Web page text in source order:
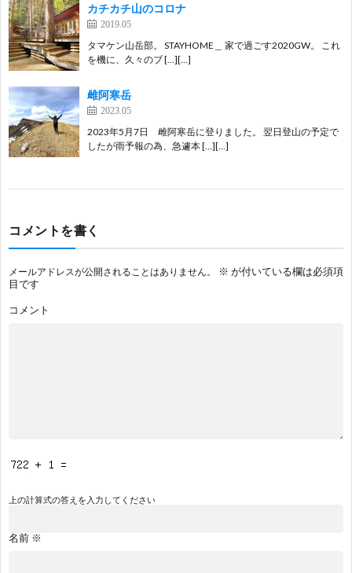
カチカチ山のコロナ
2019.05
タマケン山岳部。 STAYHOME＿ 家で過ごす2020GW。 これ
を機に、久々のブ […][…]
雌阿寒岳
2023.05
2023年5月7日 雌阿寒岳に登りました。 翌日登山の予定で
したが雨予報の為、急遽本 […][…]
コメントを書く
メールアドレスが公開されることはありません。 ※ が付いている欄は必須項
目です
コメント
上の計算式の答えを入力してください
名前 ※